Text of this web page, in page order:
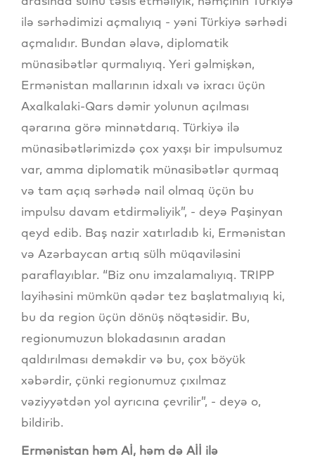
ilə sərhədimizi açmalıyıq - yəni Türkiyə sərhədi
açmalıdır. Bundan əlavə, diplomatik
münasibətlər qurmalıyıq. Yeri gəlmişkən,
Ermənistan mallarının idxalı və ixracı üçün
Axalkalaki-Qars dəmir yolunun açılması
qərarına görə minnətdarıq. Türkiyə ilə
münasibətlərimizdə çox yaxşı bir impulsumuz
var, amma diplomatik münasibətlər qurmaq
və tam açıq sərhədə nail olmaq üçün bu
impulsu davam etdirməliyik”, - deyə Paşinyan
qeyd edib. Baş nazir xatırladıb ki, Ermənistan
və Azərbaycan artıq sülh müqaviləsini
paraflayıblar. “Biz onu imzalamalıyıq. TRIPP
layihəsini mümkün qədər tez başlatmalıyıq ki,
bu da region üçün dönüş nöqtəsidir. Bu,
regionumuzun blokadasının aradan
qaldırılması deməkdir və bu, çox böyük
xəbərdir, çünki regionumuz çıxılmaz
vəziyyətdən yol ayrıcına çevrilir”, - deyə o,
bildirib.
Ermənistan həm Aİ, həm də Aİİ ilə